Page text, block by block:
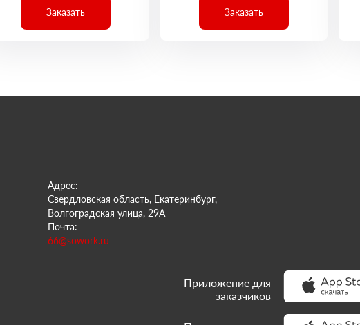
Заказать Заказать
Адрес:
Свердловская область, Екатеринбург,
Волгоградская улица, 29А
Почта:
66@sowork.ru
Приложение для
заказчиков